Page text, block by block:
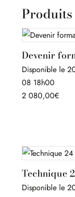
Devenir
Disponible le
08 18h00
2 080,00€
Technique
Disponible le